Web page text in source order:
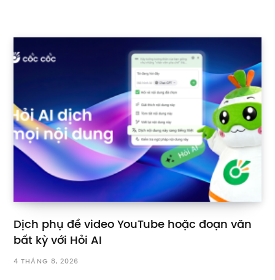
Dịch phụ đề video YouTube hoặc đoạn văn
bất kỳ với Hỏi AI
4 THÁNG 8, 2026